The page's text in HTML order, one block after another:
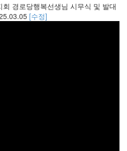
경로당행복선생님 시무식 및 발대
[수정]